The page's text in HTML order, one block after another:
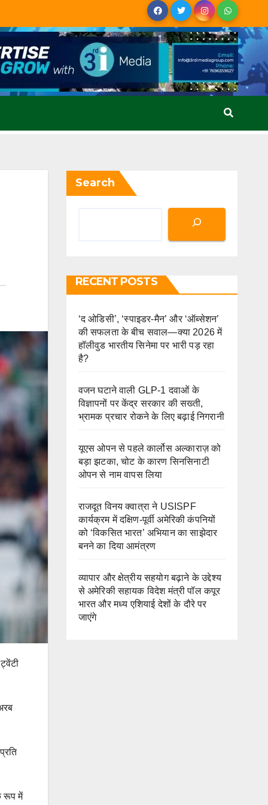
रूप में
Search
RECENT POSTS
‘द ओडिसी’, ‘स्पाइडर-मैन’ और ‘ऑब्सेशन’
की सफलता के बीच सवाल—क्या 2026 में
हॉलीवुड भारतीय सिनेमा पर भारी पड़ रहा
है?
वजन घटाने वाली GLP-1 दवाओं के
विज्ञापनों पर केंद्र सरकार की सख्ती,
भ्रामक प्रचार रोकने के लिए बढ़ाई निगरानी
यूएस ओपन से पहले कार्लोस अल्काराज़ को
बड़ा झटका, चोट के कारण सिनसिनाटी
ओपन से नाम वापस लिया
राजदूत विनय क्वात्रा ने USISPF
कार्यक्रम में दक्षिण-पूर्वी अमेरिकी कंपनियों
को ‘विकसित भारत’ अभियान का साझेदार
बनने का दिया आमंत्रण
व्यापार और क्षेत्रीय सहयोग बढ़ाने के उद्देश्य
से अमेरिकी सहायक विदेश मंत्री पॉल कपूर
भारत और मध्य एशियाई देशों के दौरे पर
जाएंगे